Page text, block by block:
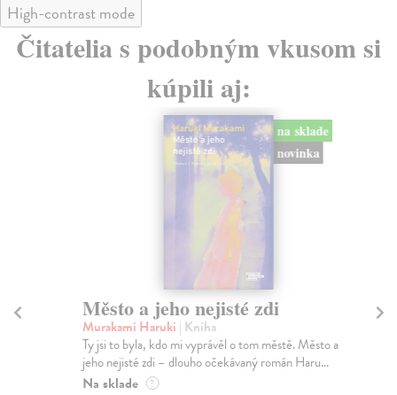
High-contrast mode
Čitatelia s podobným vkusom si
kúpili aj:
na sklade
novinka
Město a jeho nejisté zdi
Murakami Haruki| Kniha
Ty jsi to byla, kdo mi vyprávěl o tom městě. Město a
jeho nejisté zdi – dlouho očekávaný román Haru...
Na sklade ?